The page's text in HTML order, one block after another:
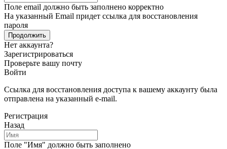
Поле email должно быть заполнено корректно
На указанный Email придет ссылка для восстановления
пароля
Продолжить
Нет аккаунта?
Зарегистрироваться
Проверьте вашу почту
Войти
Ссылка для восстановления доступа к вашему аккаунту была
отправлена на указанный e-mail.
Регистрация
Назад
Поле "Имя" должно быть заполнено